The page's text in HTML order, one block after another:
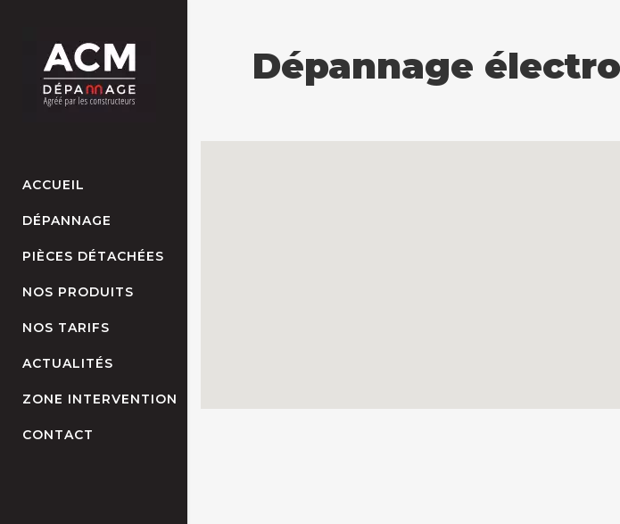
ACCUEIL
DÉPANNAGE
PIÈCES DÉTACHÉES
NOS PRODUITS
NOS TARIFS
ACTUALITÉS
ZONE INTERVENTION
CONTACT
Dépannage